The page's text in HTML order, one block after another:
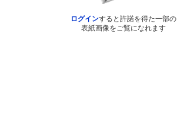
ログインすると許諾を得た一部の
表紙画像をご覧になれます